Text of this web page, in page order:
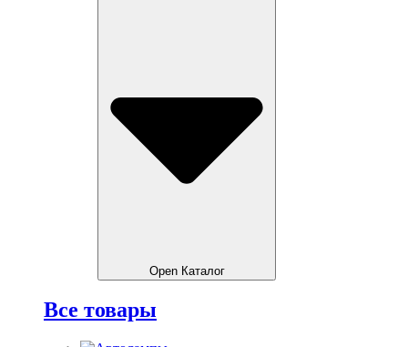
Open Каталог
Все товары